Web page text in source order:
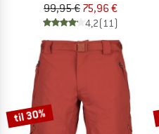
99,95 € 75,96 €
4,2(11)
til 30%